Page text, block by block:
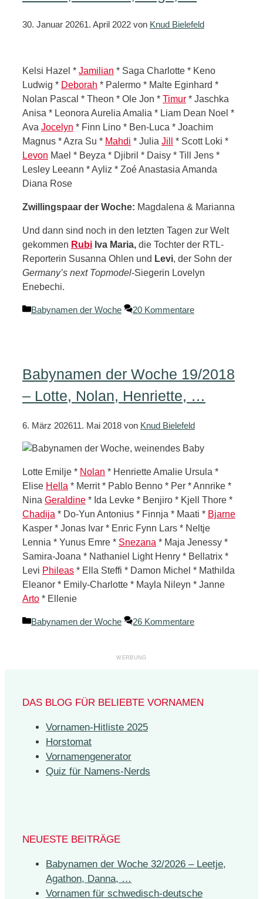
30. Januar 20261. April 2022 von Knud Bielefeld
Kelsi Hazel * Jamilian * Saga Charlotte * Keno
Ludwig * Deborah * Palermo * Malte Eginhard *
Nolan Pascal * Theon * Ole Jon * Timur * Jaschka
Anisa * Leonora Aurelia Amalia * Liam Dean Noel *
Ava Jocelyn * Finn Lino * Ben-Luca * Joachim
Magnus * Azra Su * Mahdi * Julia Jill
* Scott Loki *
Levon Mael * Beyza * Djibril * Daisy * Till Jens *
Lesley Leeann * Ayliz * Zoé Anastasia Amanda
Diana Rose
Zwillingspaar der Woche: Magdalena & Marianna
Und dann sind noch in den letzten Tagen zur Welt
gekommen Rubi Iva Maria, die Tochter der RTL-
Reporterin Susanna Ohlen und Levi, der Sohn der
Germany’s next Topmodel-Siegerin Lovelyn
Enebechi.
Kategorien
Babynamen der Woche 20 Kommentare
Babynamen der Woche 19/2018
– Lotte, Nolan, Henriette, …
6. März 202611. Mai 2018 von Knud Bielefeld
Lotte Emilje * Nolan * Henriette Amalie Ursula *
Elise Hella * Merrit * Pablo Benno * Per * Annrike *
Nina Geraldine * Ida Levke * Benjiro * Kjell Thore *
Chadija * Do-Yun Antonius * Finnja * Maati * Bjarne
Kasper * Jonas Ivar * Enric Fynn Lars * Neltje
Lennia * Yunus Emre * Snezana * Maja Jenessy *
Samira-Joana * Nathaniel Light Henry * Bellatrix *
Levi Phileas * Ella Steffi * Damon Michel * Mathilda
Eleanor * Emily-Charlotte * Mayla Nileyn * Janne
Arto * Ellenie
Kategorien
Babynamen der Woche 26 Kommentare
DAS BLOG FÜR BELIEBTE VORNAMEN
Vornamen-Hitliste 2025
Horstomat
Vornamengenerator
Quiz für Namens-Nerds
NEUESTE BEITRÄGE
Babynamen der Woche 32/2026 – Leetje,
Agathon, Danna, …
Vornamen für schwedisch-deutsche